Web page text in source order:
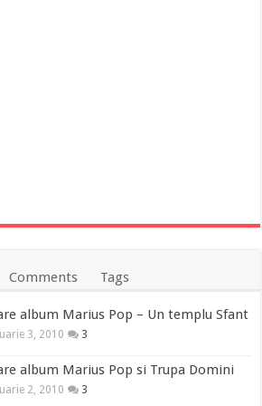
Comments Tags
album Marius Pop – Un templu Sfant
3, 2010 3
album Marius Pop si Trupa Domini
2, 2010 3